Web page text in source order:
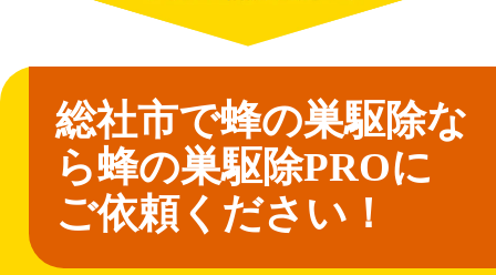
総社市で蜂の巣駆除な
ら蜂の巣駆除PROに
ご依頼ください！